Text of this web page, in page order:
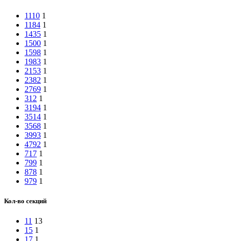
1110 1
1184 1
1435 1
1500 1
1598 1
1983 1
2153 1
2382 1
2769 1
312 1
3194 1
3514 1
3568 1
3993 1
4792 1
717 1
799 1
878 1
979 1
Кол-во секций
11 13
15 1